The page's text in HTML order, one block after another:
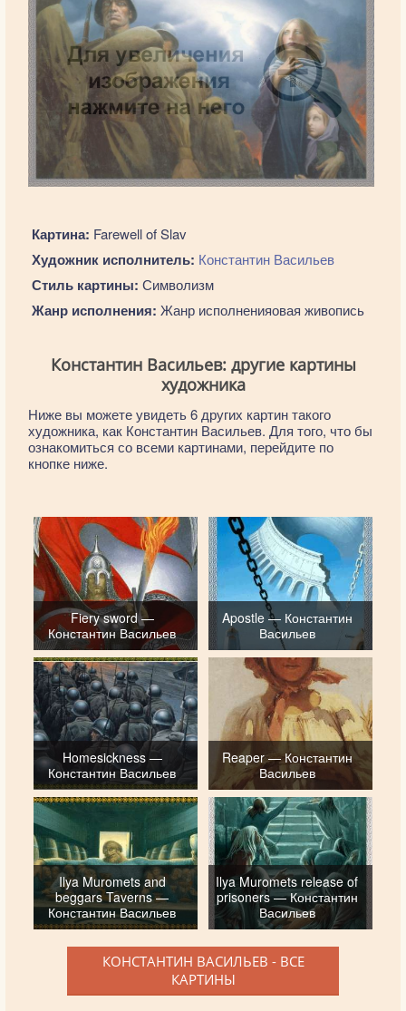
Картина: Farewell of Slav
Художник исполнитель: Константин Васильев
Стиль картины: Символизм
Жанр исполнения: Жанр исполненияовая живопись
Константин Васильев: другие картины
художника
Ниже вы можете увидеть 6 других картин такого
художника, как Константин Васильев. Для того, что бы
ознакомиться со всеми картинами, перейдите по
кнопке ниже.
Fiery sword —
Константин Васильев
Apostle — Константин
Васильев
Homesickness —
Константин Васильев
Reaper — Константин
Васильев
Ilya Muromets and
beggars Taverns —
Константин Васильев
Ilya Muromets release of
prisoners — Константин
Васильев
КОНСТАНТИН ВАСИЛЬЕВ - ВСЕ
КАРТИНЫ